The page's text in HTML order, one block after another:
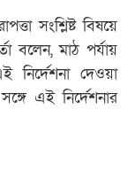
সংশ্লিষ্ট বিষয়ে
বলেন, মাঠ পর্যায়
নির্দেশনা দেওয়া
এই নির্দেশনার